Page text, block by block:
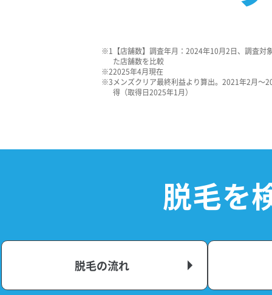
【店舗数】調査年月：2024年10月2日、調査
た店舗数を比較
2025年4月現在
メンズクリア最終利益より算出。2021年2月～
得（取得日2025年1月）
脱毛を
脱毛の流れ